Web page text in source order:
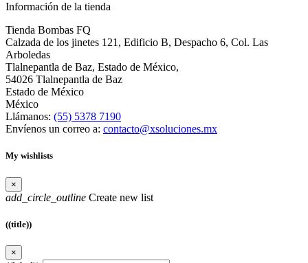
Información de la tienda
Tienda Bombas FQ
Calzada de los jinetes 121, Edificio B, Despacho 6, Col. Las
Arboledas
Tlalnepantla de Baz, Estado de México,
54026 Tlalnepantla de Baz
Estado de México
México
Llámanos: (55) 5378 7190
Envíenos un correo a: contacto@xsoluciones.mx
My wishlists
×
add_circle_outline Create new list
((title))
×